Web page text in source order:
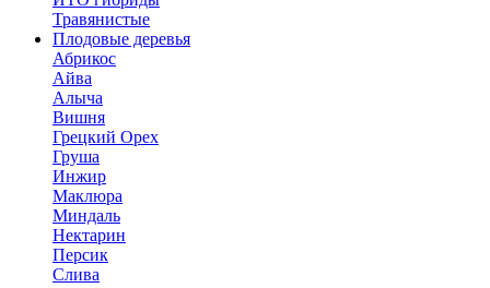
Травянистые
Плодовые деревья
Абрикос
Айва
Алыча
Вишня
Грецкий Орех
Груша
Инжир
Маклюра
Миндаль
Нектарин
Персик
Слива